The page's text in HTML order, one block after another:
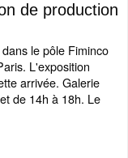
de production
le pôle Fiminco
L'exposition
arrivée. Galerie
de 14h à 18h. Le